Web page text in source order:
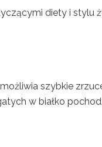
diety i stylu
szybkie
w białko